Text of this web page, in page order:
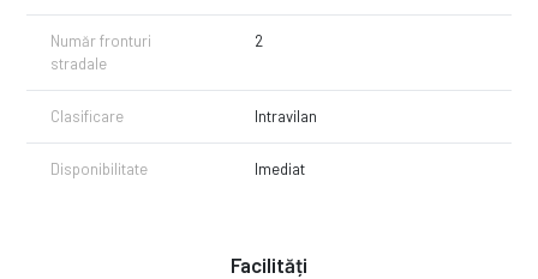
Număr fronturi
stradale
2
Clasificare Intravilan
Disponibilitate Imediat
Facilități